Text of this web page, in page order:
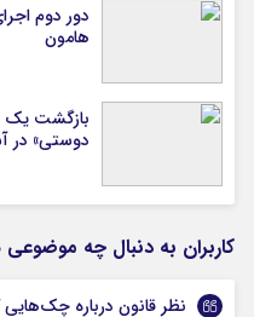
دور دوم
هامون
بازگشت یک
دوستی» در
کاربران به دنبال چه
نظر قانون درباره